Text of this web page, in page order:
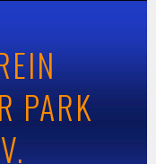
PARK